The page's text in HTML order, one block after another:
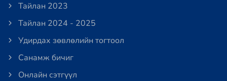
Тайлан 2023
Тайлан 2024 - 2025
Удирдах зөвлөлийн тогтоол
Санамж бичиг
Онлайн сэтгүүл